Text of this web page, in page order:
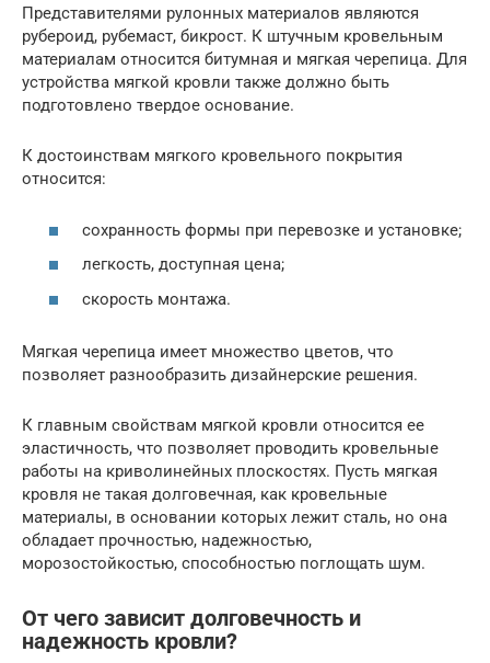
Представителями рулонных материалов являются
рубероид, рубемаст, бикрост. К штучным кровельным
материалам относится битумная и мягкая черепица. Для
устройства мягкой кровли также должно быть
подготовлено твердое основание.
К достоинствам мягкого кровельного покрытия
относится:
сохранность формы при перевозке и установке;
легкость, доступная цена;
скорость монтажа.
Мягкая черепица имеет множество цветов, что
позволяет разнообразить дизайнерские решения.
К главным свойствам мягкой кровли относится ее
эластичность, что позволяет проводить кровельные
работы на криволинейных плоскостях. Пусть мягкая
кровля не такая долговечная, как кровельные
материалы, в основании которых лежит сталь, но она
обладает прочностью, надежностью,
морозостойкостью, способностью поглощать шум.
От чего зависит долговечность и
надежность кровли?